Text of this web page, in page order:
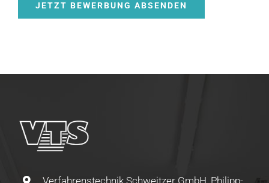
JETZT BEWERBUNG ABSENDEN
Verfahrenstechnik Schweitzer GmbH, Philipp-